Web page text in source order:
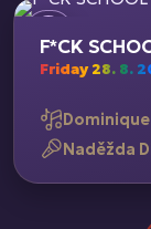
F*CK
Friday 28. 8.
Dominique
Naděžda